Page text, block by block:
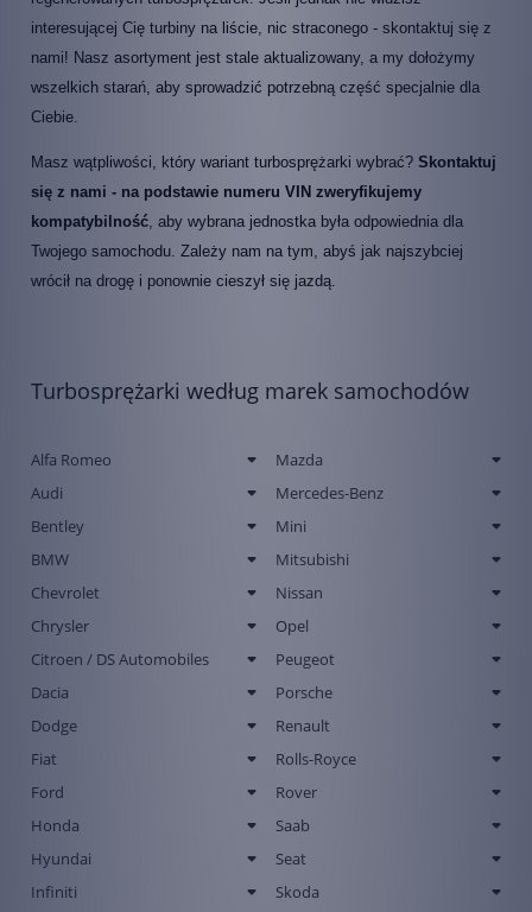
interesującej Cię turbiny na liście, nic straconego - skontaktuj się z
nami! Nasz asortyment jest stale aktualizowany, a my dołożymy
wszelkich starań, aby sprowadzić potrzebną część specjalnie dla
Ciebie.
Masz wątpliwości, który wariant turbosprężarki wybrać? Skontaktuj
się z nami - na podstawie numeru VIN zweryfikujemy
kompatybilność , aby wybrana jednostka była odpowiednia dla
Twojego samochodu. Zależy nam na tym, abyś jak najszybciej
wrócił na drogę i ponownie cieszył się jazdą.
Turbosprężarki według marek samochodów
Alfa Romeo
Audi
Bentley
BMW
Chevrolet
Chrysler
Citroen / DS Automobiles
Dacia
Dodge
Fiat
Ford
Honda
Hyundai
Infiniti
Mazda
Mercedes-Benz
Mini
Mitsubishi
Nissan
Opel
Peugeot
Porsche
Renault
Rolls-Royce
Rover
Saab
Seat
Skoda